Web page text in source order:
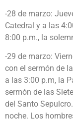
-28 de marzo:
Catedral y a las
8:00 p.m., la
-29 de marzo:
con el sermón de
a las 3:00 p.m, la
sermón de las
del Santo
noche. Los